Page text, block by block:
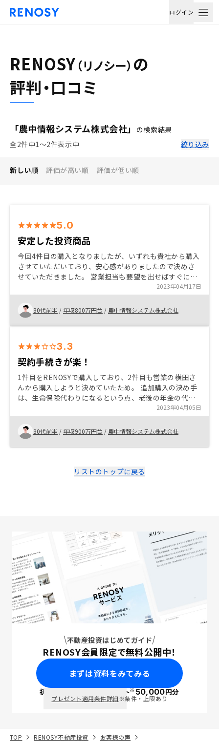
ログイン
RENOSY （リノシー） の
評判・口コミ
「農中情報システム株式会社」
の検索結果
全2件中1〜2件表示中
絞り込み
新しい順 評価が高い順 評価が低い順
5.0
安定した投資商品
今回4件目の購入となりましたが、いずれも貴社から購入
させていただいており、安心感がありましたので決めさ
せていただきました。 営業担当も要望を出せばすぐに物
件を提案してくださり、かなりのわがままにも対応いた
だいている印象です。また、提携銀行も多く、よりよい
条件でも借入も提案してくださるので、その点も非常に
魅力的に感じているところです。 たとえばアプリで口座
と連動させてキャッシュフローの金利等も最新化できれ
ってます。
2023年04月17日
30代前半 / 年収800万円台 / 農中情報システム株式会社
3.3
契約手続きが楽！
1件目をRENOSYで購入しており、2件目も営業の横田さ
んから購入しようと決めていたため。 追加購入の決め手
は、生命保険代わりになるという点、老後の年金の代わ
りになる点。 1件目購入時と比較すると、圧倒的に手続き
が楽だった点はとても評価が高いと思う。 集金代行・管
理手数料が1000円強だった点が他社と比較して良い点だ
った。営業と繋がりがあるからRENOSYで購入したが、
他で買う選択肢も取れたかと思う。
2023年04月05日
30代前半 / 年収900万円台 / 農中情報システム株式会社
リストのトップに戻る
不動産投資はじめてガイド
RENOSY会員限定で無料公開中！
まずは資料をみてみる
初回面談で ポイント※50,000円分
プレゼント適用条件詳細※条件・上限あり
TOP RENOSY不動産投資
お客様の声